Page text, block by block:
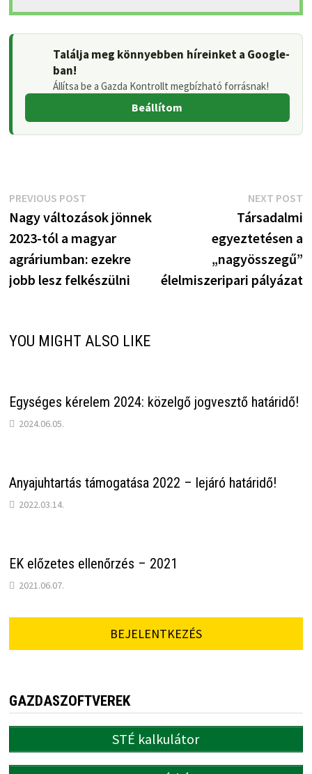
Találja meg könnyebben híreinket a Google-
ban!
Állítsa be a Gazda Kontrollt megbízható forrásnak!
Beállítom
Bejegyzés
navigáció
PREVIOUS POSTPrevious
post:
Nagy változások jönnek
2023-tól a magyar
agráriumban: ezekre
jobb lesz felkészülni
NEXT POST
Társadalmi
egyeztetésen a
„nagyösszegű”
élelmiszeripari pályázat
YOU MIGHT ALSO LIKE
Egységes kérelem 2024: közelgő jogvesztő határidő!
2024.06.05.
Anyajuhtartás támogatása 2022 – lejáró határidő!
2022.03.14.
EK előzetes ellenőrzés – 2021
2021.06.07.
BEJELENTKEZÉS
GAZDASZOFTVEREK
STÉ kalkulátor